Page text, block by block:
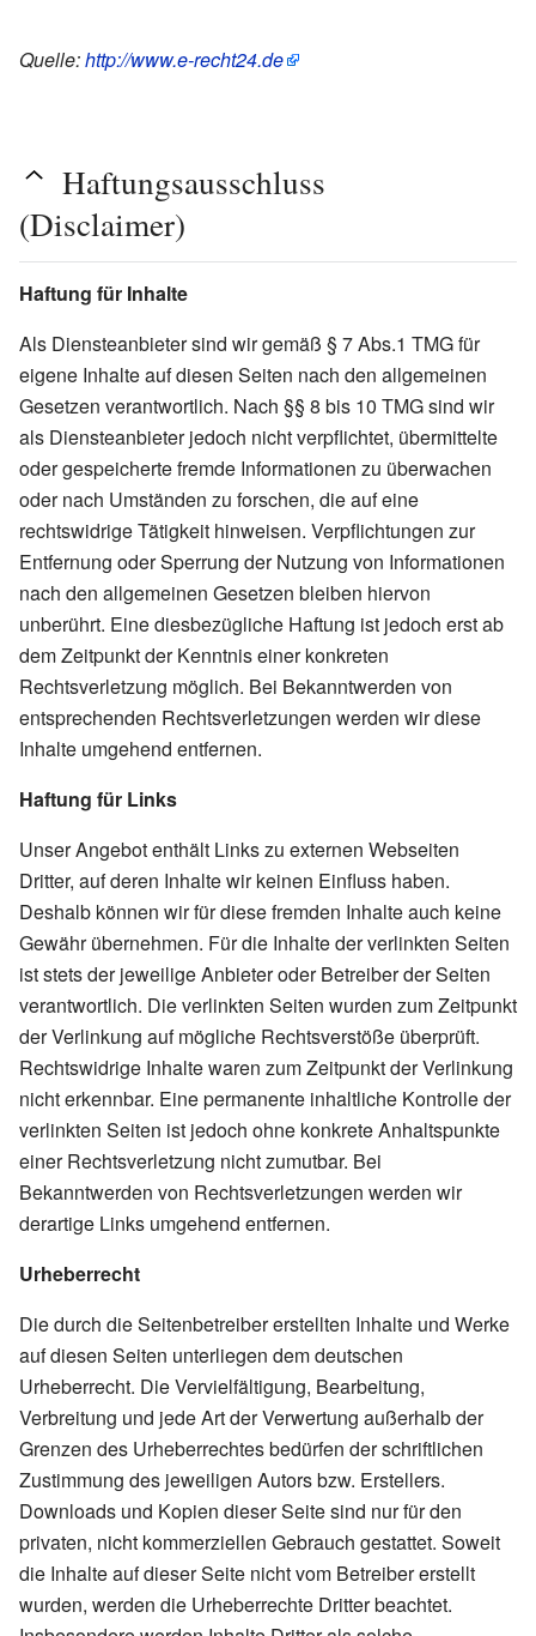
Quelle:http://www.e-recht24.de
Haftungsausschluss
(Disclaimer)
Haftung für Inhalte
Als Diensteanbieter sind wir gemäß § 7 Abs.1 TMG für
eigene Inhalte auf diesen Seiten nach den allgemeinen
Gesetzen verantwortlich. Nach §§ 8 bis 10 TMG sind wir
als Diensteanbieter jedoch nicht verpflichtet, übermittelte
oder gespeicherte fremde Informationen zu überwachen
oder nach Umständen zu forschen, die auf eine
rechtswidrige Tätigkeit hinweisen. Verpflichtungen zur
Entfernung oder Sperrung der Nutzung von Informationen
nach den allgemeinen Gesetzen bleiben hiervon
unberührt. Eine diesbezügliche Haftung ist jedoch erst ab
dem Zeitpunkt der Kenntnis einer konkreten
Rechtsverletzung möglich. Bei Bekanntwerden von
entsprechenden Rechtsverletzungen werden wir diese
Inhalte umgehend entfernen.
Haftung für Links
Unser Angebot enthält Links zu externen Webseiten
Dritter, auf deren Inhalte wir keinen Einfluss haben.
Deshalb können wir für diese fremden Inhalte auch keine
Gewähr übernehmen. Für die Inhalte der verlinkten Seiten
ist stets der jeweilige Anbieter oder Betreiber der Seiten
verantwortlich. Die verlinkten Seiten wurden zum Zeitpunkt
der Verlinkung auf mögliche Rechtsverstöße überprüft.
Rechtswidrige Inhalte waren zum Zeitpunkt der Verlinkung
nicht erkennbar. Eine permanente inhaltliche Kontrolle der
verlinkten Seiten ist jedoch ohne konkrete Anhaltspunkte
einer Rechtsverletzung nicht zumutbar. Bei
Bekanntwerden von Rechtsverletzungen werden wir
derartige Links umgehend entfernen.
Urheberrecht
Die durch die Seitenbetreiber erstellten Inhalte und Werke
auf diesen Seiten unterliegen dem deutschen
Urheberrecht. Die Vervielfältigung, Bearbeitung,
Verbreitung und jede Art der Verwertung außerhalb der
Grenzen des Urheberrechtes bedürfen der schriftlichen
Zustimmung des jeweiligen Autors bzw. Erstellers.
Downloads und Kopien dieser Seite sind nur für den
privaten, nicht kommerziellen Gebrauch gestattet. Soweit
die Inhalte auf dieser Seite nicht vom Betreiber erstellt
wurden, werden die Urheberrechte Dritter beachtet.